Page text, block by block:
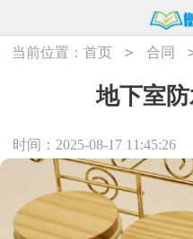
当前位置：首页 > 合同
地下室
时间：2025-08-17 11:45:26